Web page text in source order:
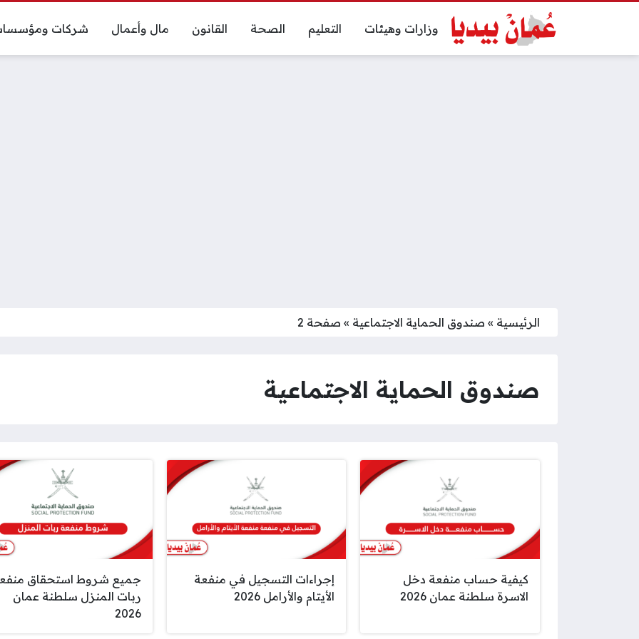
وزارات وهيئات التعليم الصحة القانون مال وأعمال شركات
الرئيسية » صندوق الحماية الاجتماعية » صفحة 2
صندوق الحماية الاجتماعية
كيفية حساب منفعة دخل
الاسرة سلطنة عمان 2026
إجراءات التسجيل في منفعة
الأيتام والأرامل 2026
جميع شروط استحقاق
ربات المنزل سلطنة عمان
2026